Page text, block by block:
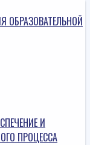
ОБРАЗОВАТЕЛЬНОЙ
И
ПРОЦЕССА